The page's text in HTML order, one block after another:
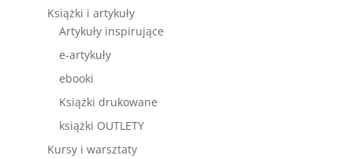
Książki i artykuły
Artykuły inspirujące
e-artykuły
ebooki
Książki drukowane
książki OUTLETY
Kursy i warsztaty